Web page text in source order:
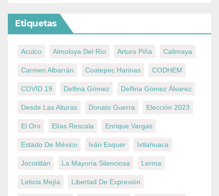
Etiquetas
Aculco Almoloya Del Río Arturo Piña Calimaya
Carmen Albarrán Coatepec Harinas CODHEM
COVID 19 Delfina Gómez Delfina Gómez Álvarez
Desde Las Alturas Donato Guerra Elección 2023
El Oro Elías Rescala Enrique Vargas
Estado De México Iván Esquer Ixtlahuaca
Jocotitlán La Mayoría Silenciosa Lerma
Leticia Mejía Libertad De Expresión